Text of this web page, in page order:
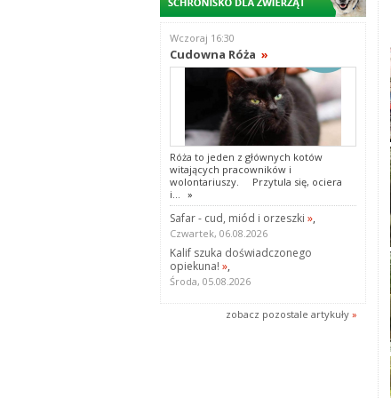
Wczoraj 16:30
Cudowna Róża »
Róża to jeden z głównych kotów
witających pracowników i
wolontariuszy. Przytula się, ociera
i... »
Safar - cud, miód i orzeszki »,
Czwartek, 06.08.2026
Kalif szuka doświadczonego
opiekuna! »,
Środa, 05.08.2026
zobacz pozostale artykuły »